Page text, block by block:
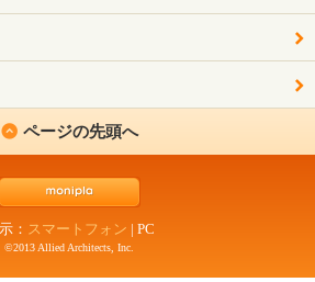
ページの先頭へ
： スマートフォン | PC
©2013 Allied Architects, Inc.